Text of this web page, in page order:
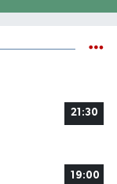
21:30
19:00